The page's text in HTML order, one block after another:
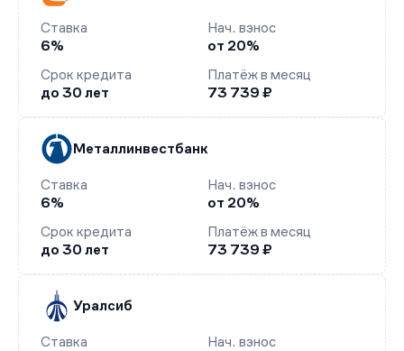
Ставка
6%
Нач. взнос
от 20%
Срок кредита
до 30 лет
Платёж в месяц
73 739 ₽
Металлинвестбанк
Ставка
6%
Нач. взнос
от 20%
Срок кредита
до 30 лет
Платёж в месяц
73 739 ₽
Уралсиб
Ставка
Нач. взнос